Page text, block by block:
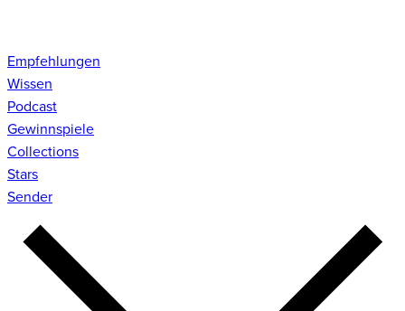
Empfehlungen
Wissen
Podcast
Gewinnspiele
Collections
Stars
Sender